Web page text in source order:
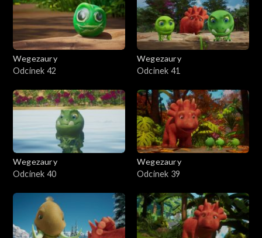
Wegezaury
Odcinek 42
Wegezaury
Odcinek 41
Wegezaury
Odcinek 40
Wegezaury
Odcinek 39